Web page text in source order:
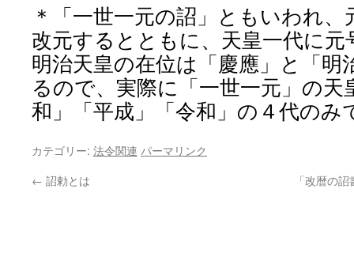
＊「一世一元の詔」ともいわれ
改元するとともに、天皇一代に
明治天皇の在位は「慶應」と「明
るので、実際に「一世一元」の天
和」「平成」「令和」の４代のみ
カテゴリー: 法令関連 パーマリンク
← 詔勅とは 「改暦の